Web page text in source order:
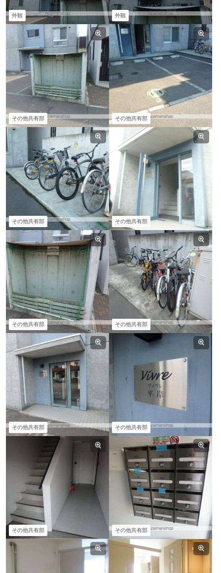
外観 外観
その他共有部 その他共有部
その他共有部 その他共有部
その他共有部 その他共有部
その他共有部 その他共有部
その他共有部 その他共有部